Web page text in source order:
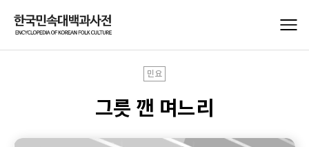
민요
그릇 깬 며느리